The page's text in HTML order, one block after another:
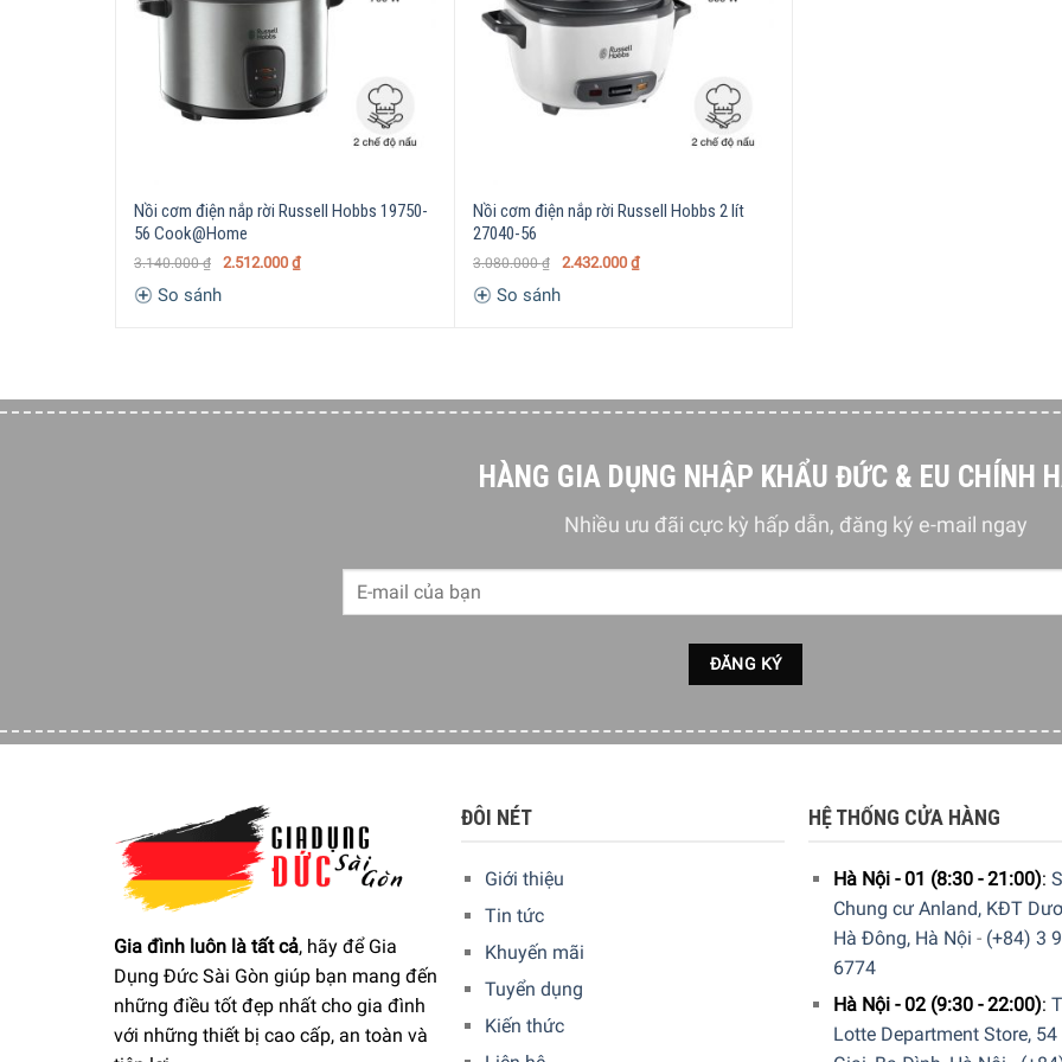
Nồi cơm điện nắp rời mini
Dung tích
Công suất
200 W
– Lòng nồi: Kim loại phủ chống dính
– Nắp nồi: Kính chịu lực trong suốt
Tiện ích
– Van xả hơi
Kích thước – Khối lượng
Ngang 22,2 cm x Cao 16,8 cm x Sâu 17,2 cm – Nặng 0,97 kg
thước nhỏ gọn (Ngang 22,2 cm x Cao 16,8 cm x Sâu 17,2 cm)vàkhối lượng nhẹ chỉ 0,97 lít giúp tiết kiệm không
thành lựa chọn lý tưởng cho những căn bếp có diện tích hạn chế.
thép không gỉ cao cấp, kết hợp với lòng nồiphủ chống dính, đảm bảo độ bền và dễ dàng vệ sinh.
Nồi cơm điện nắp rời Russell Hobbs 19750-
56 Cook@Home
3.140.000₫ 2.512.000 ₫
So sánh
Nồi cơm điện nắp rời Russell Hobbs 2 lít
27040-56
3.080.000₫ 2.432.000 ₫
So sánh
HÀNG GIA DỤNG NHẬP KHẨU ĐỨC & EU CHÍNH
Nhiều ưu đãi cực kỳ hấp dẫn, đăng ký e-mail ngay
Gia đình luôn là tất cả, hãy để Gia
Dụng Đức Sài Gòn giúp bạn mang đến
những điều tốt đẹp nhất cho gia đình
với những thiết bị cao cấp, an toàn và
ĐÔI NÉT
Giới thiệu
Tin tức
Khuyến mãi
Tuyển dụng
Kiến thức
HỆ THỐNG CỬA HÀNG
Hà Nội - 01 (8:30 - 21:00):
Chung cư Anland, KĐT
Hà Đông, Hà Nội - (+84) 3
6774
Hà Nội - 02 (9:30 - 22:00):
Lotte Department Store, 54